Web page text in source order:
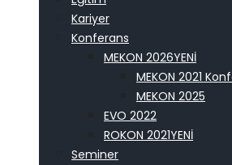
Kariyer
Konferans
MEKON 2026
MEKON 2021
MEKON 2025
EVO 2022
ROKON 2021
Seminer